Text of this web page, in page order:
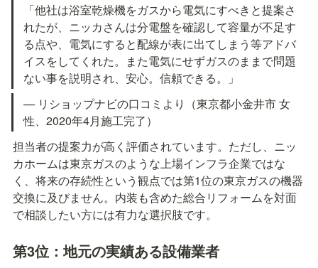
「他社は浴室乾燥機をガスから電気にすべきと提案さ
れたが、ニッカさんは分電盤を確認して容量が不足す
る点や、電気にすると配線が表に出てしまう等アドバ
イスをしてくれた。また電気にせずガスのままで問題
ない事を説明され、安心。信頼できる。」
— リショップナビの口コミより（東京都小金井市 女
性、2020年4月施工完了）
担当者の提案力が高く評価されています。ただし、ニッ
カホームは東京ガスのような上場インフラ企業ではな
く、将来の存続性という観点では第1位の東京ガスの機器
交換に及びません。内装も含めた総合リフォームを対面
で相談したい方には有力な選択肢です。
第3位：地元の実績ある設備業者